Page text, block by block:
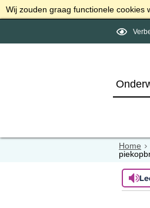
Wij zouden graag functionele
Home